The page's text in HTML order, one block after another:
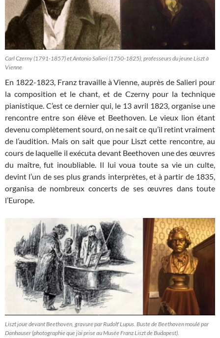
Carl Czerny (1791-1857) et Antonio Salieri (1750-1825), professeurs du jeune Liszt à
Vienne
En 1822-1823, Franz travaille à Vienne, auprès de Salieri pour
la composition et le chant, et de Czerny pour la technique
pianistique. C’est ce dernier qui, le 13 avril 1823, organise une
rencontre entre son élève et Beethoven. Le vieux lion étant
devenu complètement sourd, on ne sait ce qu’il retint vraiment
de l’audition. Mais on sait que pour Liszt cette rencontre, au
cours de laquelle il exécuta devant Beethoven une des œuvres
du maître, fut inoubliable. Il lui voua toute sa vie un culte,
devint l’un de ses plus grands interprètes, et à partir de 1835,
organisa de nombreux concerts de ses œuvres dans toute
l’Europe.
Liszt joue devant Beethoven, gravure par Rudolf Lupus. Buste de Beethoven moulé par
Danhauser (photographie que j’ai prise au Musée Franz Liszt de Budapest).